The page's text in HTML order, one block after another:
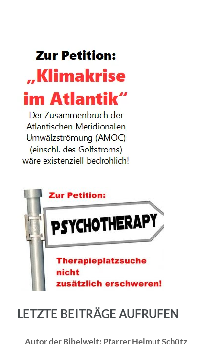
LETZTE BEITRÄGE AUFRUFEN
Autor der Bibelwelt: Pfarrer Helmut Schütz